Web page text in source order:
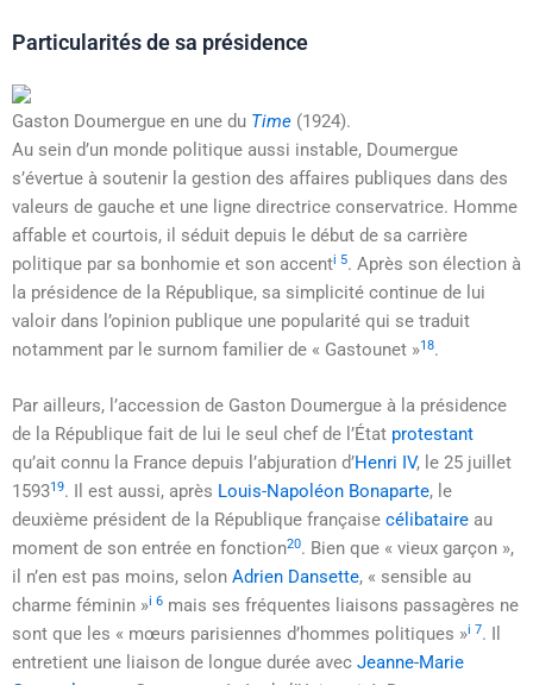
Particularités de sa présidence
Gaston Doumergue en une du Time (1924).
Au sein d’un monde politique aussi instable, Doumergue
s’évertue à soutenir la gestion des affaires publiques dans des
valeurs de gauche et une ligne directrice conservatrice. Homme
affable et courtois, il séduit depuis le début de sa carrière
politique par sa bonhomie et son accenti 5. Après son élection à
la présidence de la République, sa simplicité continue de lui
valoir dans l’opinion publique une popularité qui se traduit
notamment par le surnom familier de « Gastounet »18.
Par ailleurs, l’accession de Gaston Doumergue à la présidence
de la République fait de lui le seul chef de l’État protestant
qu’ait connu la France depuis l’abjuration d’Henri IV, le 25 juillet
159319. Il est aussi, après Louis-Napoléon Bonaparte, le
deuxième président de la République française célibataire au
moment de son entrée en fonction20. Bien que « vieux garçon »,
il n’en est pas moins, selon Adrien Dansette, « sensible au
charme féminin »i 6 mais ses fréquentes liaisons passagères ne
sont que les « mœurs parisiennes d’hommes politiques »i 7. Il
entretient une liaison de longue durée avec Jeanne-Marie